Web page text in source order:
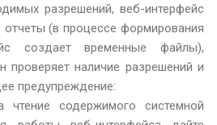
разрешений, веб-интерфейс
(в процессе формирования
создает временные файлы),
проверяет наличие разрешений и
предупреждение:
чтение содержимого системной